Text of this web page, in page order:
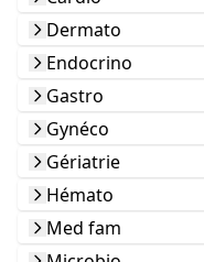
Dermato
Endocrino
Gastro
Gynéco
Gériatrie
Hémato
Med fam